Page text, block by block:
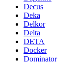
Decus
Deka
Delkor
Delta
DETA
Docker
Dominator